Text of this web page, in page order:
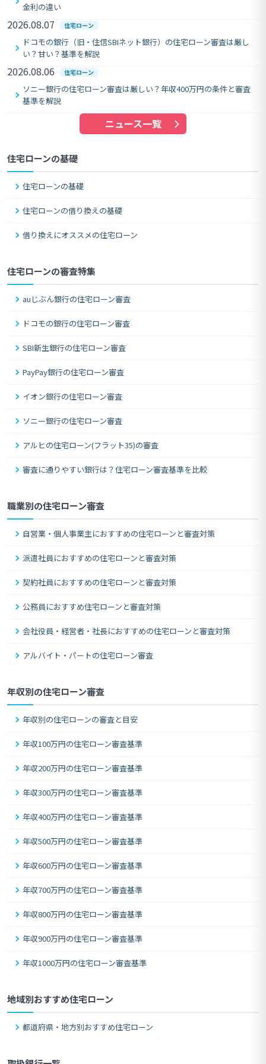
金利の違い
2026.08.07 住宅ローン
ドコモの銀行（旧・住信SBIネット銀行）の住宅ローン審査は厳し
い？甘い？基準を解説
2026.08.06 住宅ローン
ソニー銀行の住宅ローン審査は厳しい？年収400万円の条件と審査
基準を解説
ニュース一覧
住宅ローンの基礎
住宅ローンの基礎
住宅ローンの借り換えの基礎
借り換えにオススメの住宅ローン
住宅ローンの審査特集
auじぶん銀行の住宅ローン審査
ドコモの銀行の住宅ローン審査
SBI新生銀行の住宅ローン審査
PayPay銀行の住宅ローン審査
イオン銀行の住宅ローン審査
ソニー銀行の住宅ローン審査
アルヒの住宅ローン(フラット35)の審査
審査に通りやすい銀行は？住宅ローン審査基準を比較
職業別の住宅ローン審査
自営業・個人事業主におすすめの住宅ローンと審査対策
派遣社員におすすめの住宅ローンと審査対策
契約社員におすすめの住宅ローンと審査対策
公務員におすすめ住宅ローンと審査対策
会社役員・経営者・社長におすすめの住宅ローンと審査対策
アルバイト・パートの住宅ローン審査
年収別の住宅ローン審査
年収別の住宅ローンの審査と目安
年収100万円の住宅ローン審査基準
年収200万円の住宅ローン審査基準
年収300万円の住宅ローン審査基準
年収400万円の住宅ローン審査基準
年収500万円の住宅ローン審査基準
年収600万円の住宅ローン審査基準
年収700万円の住宅ローン審査基準
年収800万円の住宅ローン審査基準
年収900万円の住宅ローン審査基準
年収1000万円の住宅ローン審査基準
地域別おすすめ住宅ローン
都道府県・地方別おすすめ住宅ローン